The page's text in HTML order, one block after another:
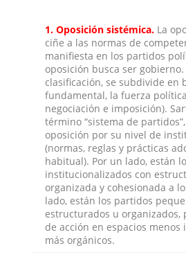
1. Oposición sistémica. La
ciñe a las normas de
manifiesta en los partidos
oposición busca ser gobierno.
clasificación, se subdivide en
fundamental, la fuerza
negociación e imposición).
término “sistema de
oposición por su nivel de
(normas, reglas y prácticas
habitual). Por un lado, están
institucionalizados con
organizada y cohesionada a
lado, están los partidos
estructurados u organizados,
de acción en espacios
más orgánicos.